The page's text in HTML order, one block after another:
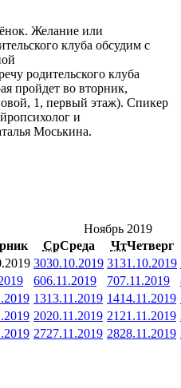
родительского клуба
пройдет во вторник,
1, первый этаж). Спикер
и
Моськина.
Ноябрь 2019
СрСреда ЧтЧетверг
3030.10.2019 3131.10.2019
606.11.2019 707.11.2019
1313.11.2019 1414.11.2019
2020.11.2019 21 21.11.2019
2727.11.2019 2828.11.2019